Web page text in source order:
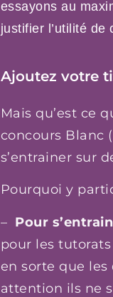
essayons au
justifier l’utilité
Ajoutez votre
Mais qu’est ce
concours Blanc
s’entrainer sur
Pourquoi y
– Pour
pour les
en sorte que
attention ils ne